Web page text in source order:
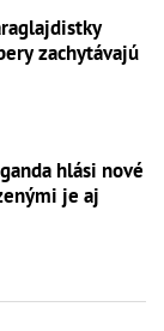
zachytávajú
hlási nové
je aj